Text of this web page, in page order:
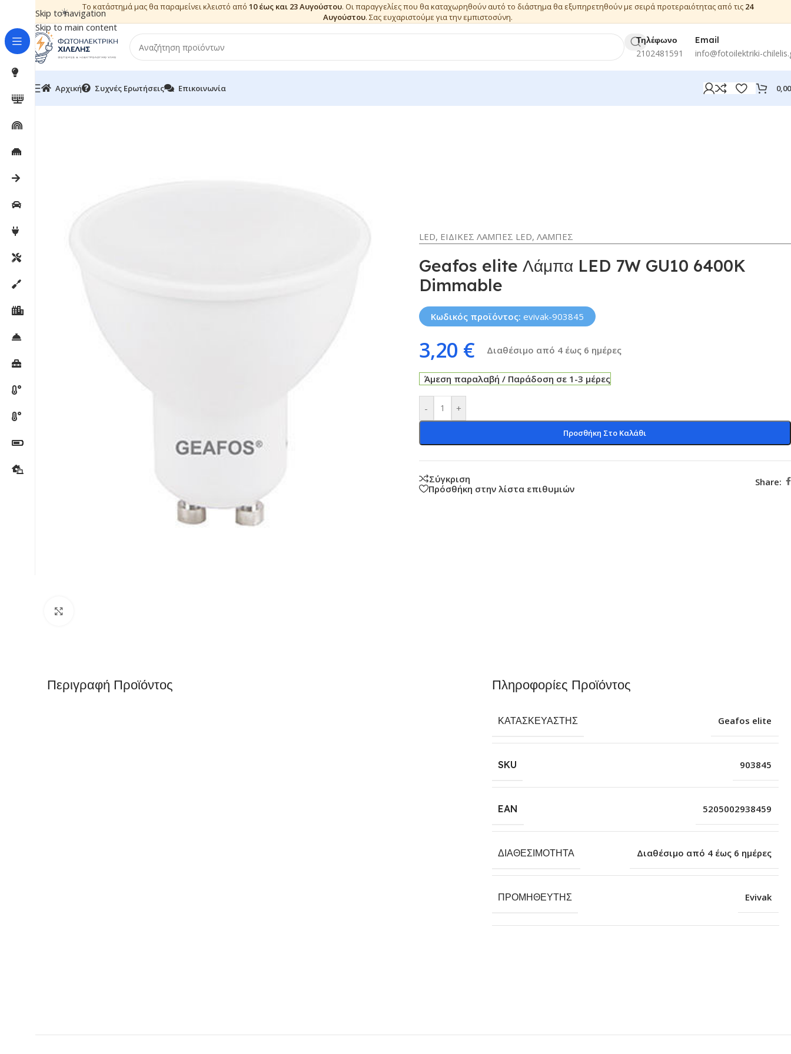
Skip to navigation
Skip to main content
☀️ Το κατάστημά μας θα παραμείνει κλειστό από 10 έως και 23 Αυγούστου. Οι παραγγελίες που θα καταχωρηθούν αυτό το διάστημα θα εξυπηρετηθούν με σειρά προτεραιότητας από τις 24
Αυγούστου. Σας ευχαριστούμε για την εμπιστοσύνη.
Τηλέφωνο
2102481591
Email
info@fotoilektriki-
Αρχική Συχνές Ερωτήσεις Επικοινωνία
LED, ΕΙΔΙΚΕΣ ΛΑΜΠΕΣ LED, ΛΑΜΠΕΣ
Geafos elite Λάμπα LED 7W GU10 6400K
Dimmable
Κωδικός προϊόντος: evivak-903845
3,20 € Διαθέσιμο από 4 έως 6 ημέρες
Άμεση παραλαβή / Παράδοση σε 1-3 μέρες
- +
Προσθήκη Στο Καλάθι
Σύγκριση
Πρόσθήκη στην λίστα επιθυμιών
Share:
Περιγραφή Προϊόντος Πληροφορίες Προϊόντος
ΚΑΤΑΣΚΕΥΑΣΤΉΣ Geafos elite
SKU 903845
EAN 5205002938459
ΔΙΑΘΕΣΙΜΌΤΗΤΑ Διαθέσιμο από 4 έως 6 ημέρες
ΠΡΟΜΗΘΕΥΤΉΣ Evivak